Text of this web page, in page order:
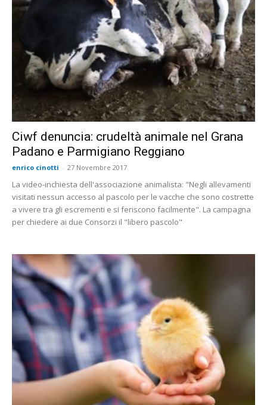
Ciwf denuncia: crudeltà animale nel Grana
Padano e Parmigiano Reggiano
enrico cinotti - 27 Novembre 2017
La video-inchiesta dell'associazione animalista: "Negli allevamenti
visitati nessun accesso al pascolo per le vacche che sono costrette
a vivere tra gli escrementi e si feriscono facilmente". La campagna
per chiedere ai due Consorzi il "libero pascolo"